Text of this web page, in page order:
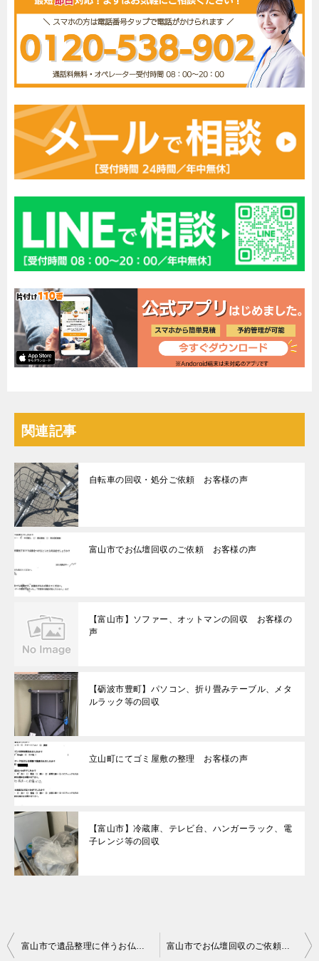
関連記事
自転車の回収・処分ご依頼 お客様の声
富山市でお仏壇回収のご依頼 お客様の声
【富山市】ソファー、オットマンの回収 お客様の
声
【砺波市豊町】パソコン、折り畳みテーブル、メタ
ルラック等の回収
立山町にてゴミ屋敷の整理 お客様の声
【富山市】冷蔵庫、テレビ台、ハンガーラック、電
子レンジ等の回収
投
富山市で遺品整理に伴うお仏壇と家財一式回収のご依頼 お客様の声 富山市でお仏壇回収のご依頼 お客様の声